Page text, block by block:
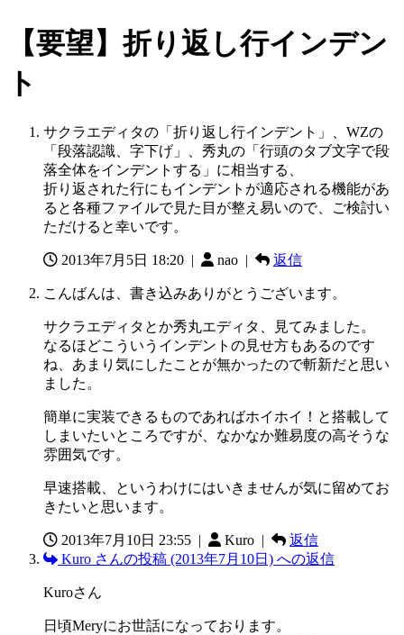
【要望】折り返し行インデン
ト
サクラエディタの「折り返し行インデント」、WZの
「段落認識、字下げ」、秀丸の「行頭のタブ文字で段
落全体をインデントする」に相当する、
折り返された行にもインデントが適応される機能があ
ると各種ファイルで見た目が整え易いので、ご検討い
ただけると幸いです。
2013年7月5日 18:20 | nao | 返信
こんばんは、書き込みありがとうございます。
サクラエディタとか秀丸エディタ、見てみました。
なるほどこういうインデントの見せ方もあるのです
ね、あまり気にしたことが無かったので斬新だと思い
ました。
簡単に実装できるものであればホイホイ！と搭載して
しまいたいところですが、なかなか難易度の高そうな
雰囲気です。
早速搭載、というわけにはいきませんが気に留めてお
きたいと思います。
2013年7月10日 23:55 | Kuro |
返信
Kuro さんの投稿 (2013年7月10日) への返信
Kuroさん
日頃Meryにお世話になっております。